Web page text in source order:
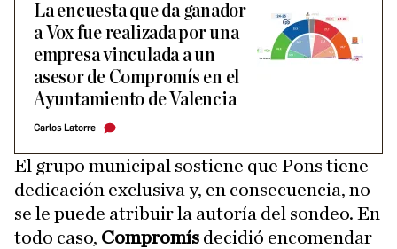
La encuesta que da ganador
a Vox fue realizada por una
empresa vinculada a un
asesor de Compromís en el
Ayuntamiento de Valencia
Carlos Latorre
El grupo municipal sostiene que Pons tiene
dedicación exclusiva y, en consecuencia, no
se le puede atribuir la autoría del sondeo. En
todo caso, Compromís decidió encomendar